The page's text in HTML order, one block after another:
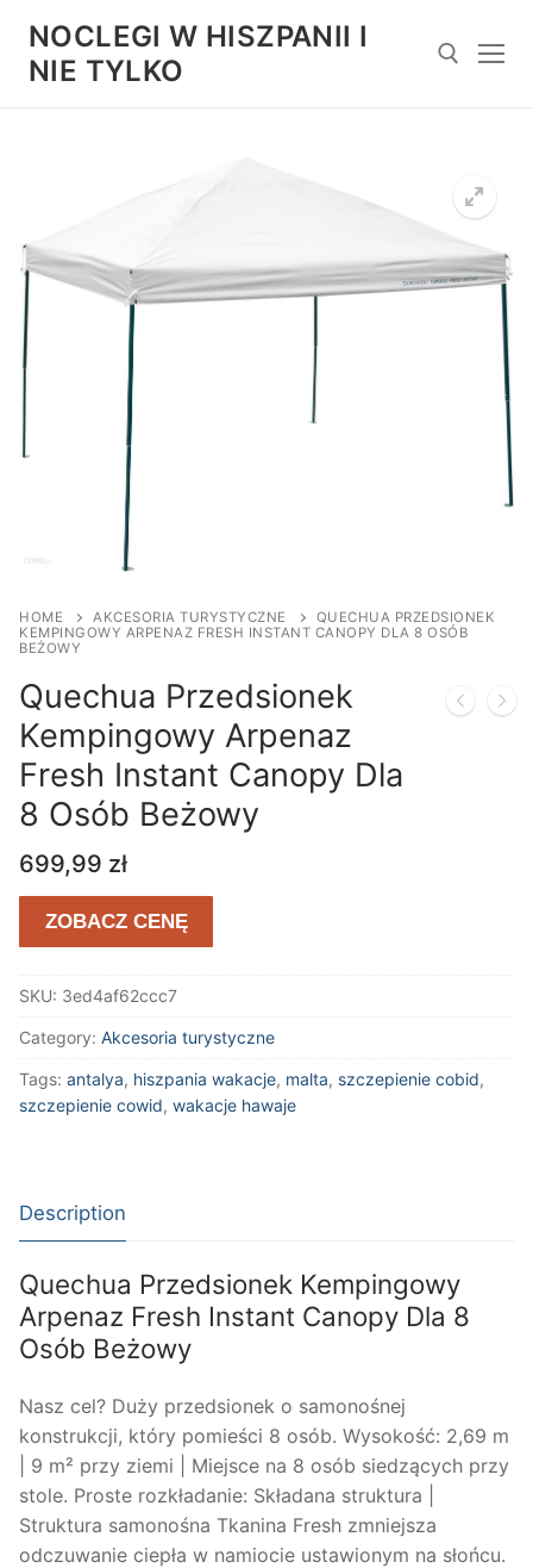
treści
NOCLEGI W HISZPANII I
NIE TYLKO
HOME AKCESORIA TURYSTYCZNE
QUECHUA PRZEDSIONEK
KEMPINGOWY ARPENAZ FRESH INSTANT CANOPY DLA 8 OSÓB
BEŻOWY
Quechua Przedsionek
Kempingowy Arpenaz
Fresh Instant Canopy Dla
8 Osób Beżowy
699,99 zł
ZOBACZ CENĘ
SKU: 3ed4af62ccc7
Category: Akcesoria turystyczne
Tags: antalya, hiszpania wakacje, malta, szczepienie cobid,
szczepienie cowid, wakacje hawaje
Description
Quechua Przedsionek Kempingowy
Arpenaz Fresh Instant Canopy Dla 8
Osób Beżowy
Nasz cel? Duży przedsionek o samonośnej
konstrukcji, który pomieści 8 osób. Wysokość: 2,69 m
| 9 m² przy ziemi | Miejsce na 8 osób siedzących przy
stole. Proste rozkładanie: Składana struktura |
Struktura samonośna Tkanina Fresh zmniejsza
odczuwanie ciepła w namiocie ustawionym na słońcu.